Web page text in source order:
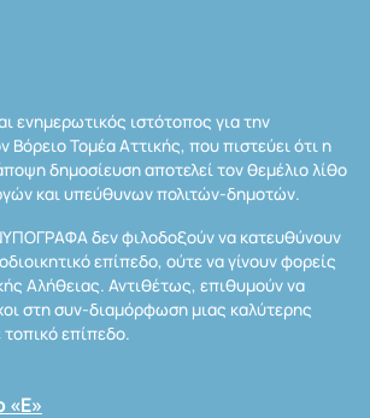
ενημερωτικός ιστότοπος για την
Βόρειο Τομέα Αττικής, που πιστεύει ότι η
δημοσίευση αποτελεί τον θεμέλιο λίθο
και υπεύθυνων πολιτών-δημοτών.
δεν φιλοδοξούν να κατευθύνουν
επίπεδο, ούτε να γίνουν φορείς
Αλήθειας. Αντιθέτως, επιθυμούν να
στη συν-διαμόρφωση μιας καλύτερης
επίπεδο.
«Ε»